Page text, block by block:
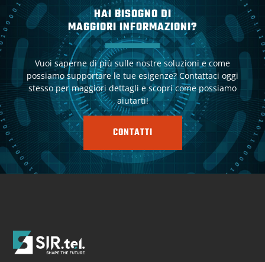
HAI BISOGNO DI
MAGGIORI INFORMAZIONI?
Vuoi saperne di più sulle nostre soluzioni e come
possiamo supportare le tue esigenze? Contattaci oggi
stesso per maggiori dettagli e scopri come possiamo
aiutarti!
CONTATTI